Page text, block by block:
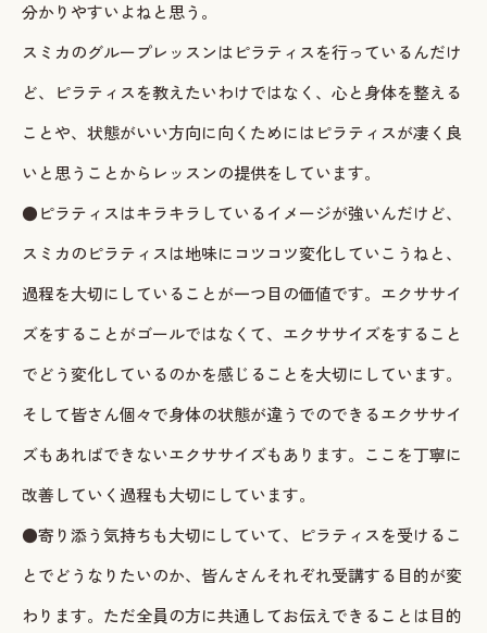
分かりやすいよねと思う。
スミカのグループレッスンはピラティスを行っているんだけ
ど、ピラティスを教えたいわけではなく、心と身体を整える
ことや、状態がいい方向に向くためにはピラティスが凄く良
いと思うことからレッスンの提供をしています。
●ピラティスはキラキラしているイメージが強いんだけど、
スミカのピラティスは地味にコツコツ変化していこうねと、
過程を大切にしていることが一つ目の価値です。エクササイ
ズをすることがゴールではなくて、エクササイズをすること
でどう変化しているのかを感じることを大切にしています。
そして皆さん個々で身体の状態が違うでのできるエクササイ
ズもあればできないエクササイズもあります。ここを丁寧に
改善していく過程も大切にしています。
●寄り添う気持ちも大切にしていて、ピラティスを受けるこ
とでどうなりたいのか、皆んさんそれぞれ受講する目的が変
わります。ただ全員の方に共通してお伝えできることは目的